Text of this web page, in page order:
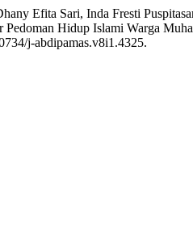
Efita Sari, Inda Fresti
Pedoman Hidup Islami Warga
j-abdipamas.v8i1.4325.